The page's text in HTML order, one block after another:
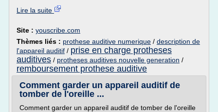
Lire la suite
Site : youscribe.com
Thèmes liés : prothese auditive numerique / description de
l'appareil auditif / prise en charge protheses
auditives / protheses auditives nouvelle generation /
remboursement prothese auditive
Comment garder un appareil auditif de
tomber de l'oreille ...
Comment garder un appareil auditif de tomber de l'oreille